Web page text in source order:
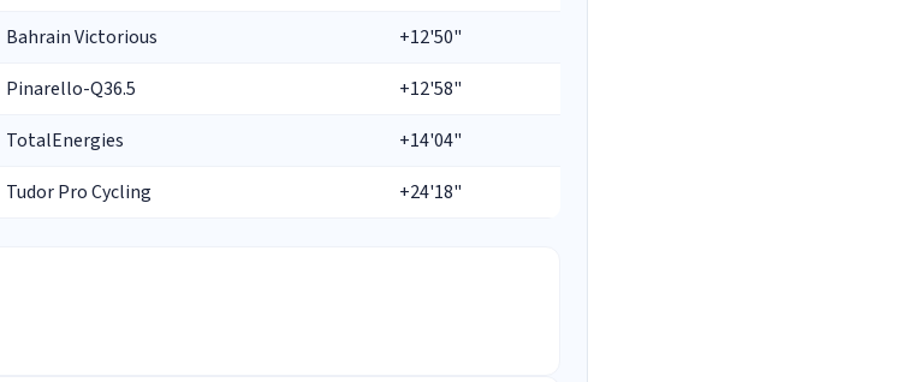
Bahrain Victorious
+12'50"
Pinarello-Q36.5
+12'58"
TotalEnergies
+14'04"
Tudor Pro Cycling +24'18"